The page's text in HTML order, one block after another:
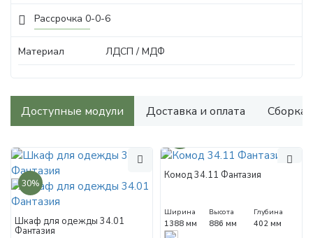
Рассрочка 0-0-6
Материал ЛДСП / МДФ
Доступные модули Доставка и оплата Сборка
30%
Шкаф для одежды 34.01
Фантазия
Комод 34.11 Фантазия
Ширина
1388 мм
Высота
886 мм
Глубина
402 мм